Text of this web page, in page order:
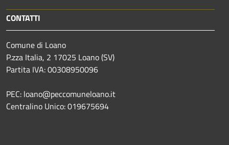
CONTATTI
Comune di Loano
P.zza Italia, 2 17025 Loano (SV)
Partita IVA: 00308950096
PEC: loano@peccomuneloano.it
Centralino Unico: 019675694